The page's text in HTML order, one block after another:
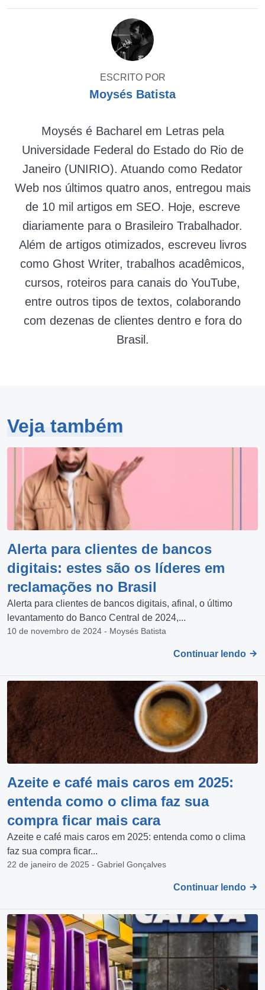
ESCRITO POR
Moysés Batista
Moysés é Bacharel em Letras pela
Universidade Federal do Estado do Rio de
Janeiro (UNIRIO). Atuando como Redator
Web nos últimos quatro anos, entregou mais
de 10 mil artigos em SEO. Hoje, escreve
diariamente para o Brasileiro Trabalhador.
Além de artigos otimizados, escreveu livros
como Ghost Writer, trabalhos acadêmicos,
cursos, roteiros para canais do YouTube,
entre outros tipos de textos, colaborando
com dezenas de clientes dentro e fora do
Brasil.
Veja também
Alerta para clientes de bancos
digitais: estes são os líderes em
reclamações no Brasil
Alerta para clientes de bancos digitais, afinal, o último
levantamento do Banco Central de 2024,...
10 de novembro de 2024 - Moysés Batista
Continuar lendo
Azeite e café mais caros em 2025:
entenda como o clima faz sua
compra ficar mais cara
Azeite e café mais caros em 2025: entenda como o clima
faz sua compra ficar...
22 de janeiro de 2025 - Gabriel Gonçalves
Continuar lendo